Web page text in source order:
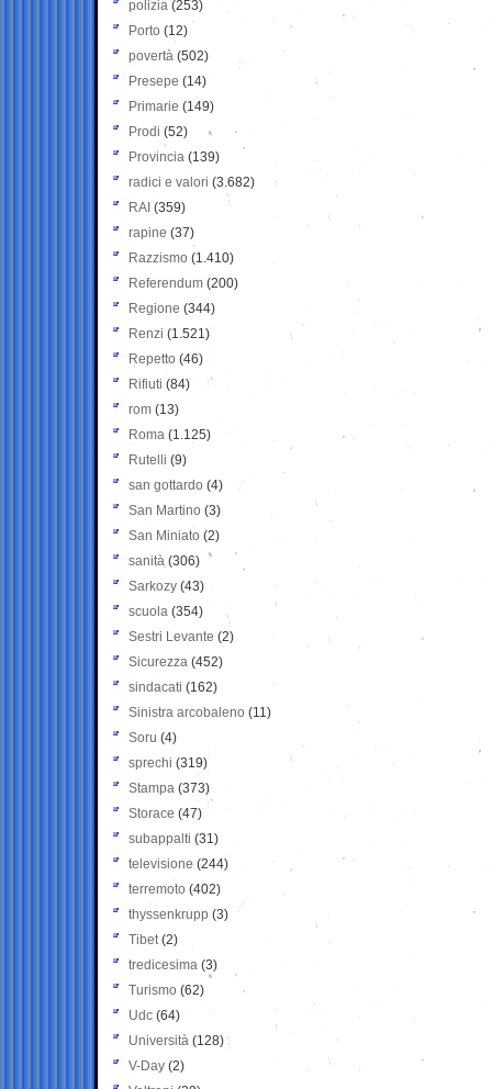
polizia (253)
Porto (12)
povertà (502)
Presepe (14)
Primarie (149)
Prodi (52)
Provincia (139)
radici e valori (3.682)
RAI (359)
rapine (37)
Razzismo (1.410)
Referendum (200)
Regione (344)
Renzi (1.521)
Repetto (46)
Rifiuti (84)
rom (13)
Roma (1.125)
Rutelli (9)
san gottardo (4)
San Martino (3)
San Miniato (2)
sanità (306)
Sarkozy (43)
scuola (354)
Sestri Levante (2)
Sicurezza (452)
sindacati (162)
Sinistra arcobaleno (11)
Soru (4)
sprechi (319)
Stampa (373)
Storace (47)
subappalti (31)
televisione(244)
terremoto (402)
thyssenkrupp (3)
Tibet(2)
tredicesima (3)
Turismo (62)
Udc (64)
Università (128)
V-Day (2)